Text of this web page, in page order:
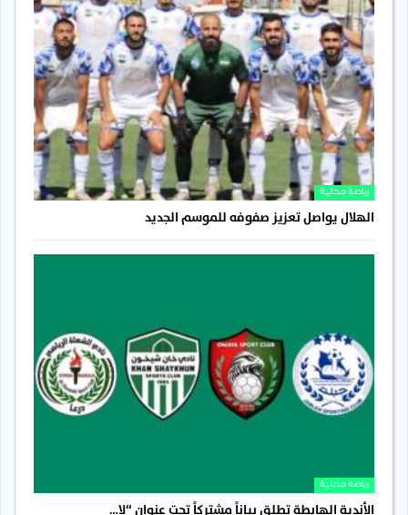
رياضة محلية
الهلال يواصل تعزيز صفوفه للموسم الجديد
رياضة محلية
الأندية الهابطة تطلق بياناً مشتركاً تحت عنوان “لا…